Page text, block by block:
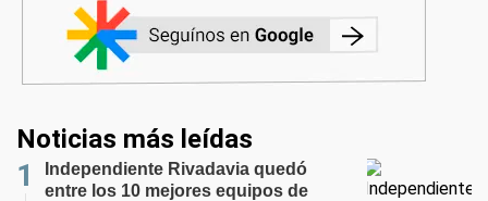
Noticias más leídas
Independiente Rivadavia quedó
entre los 10 mejores equipos de